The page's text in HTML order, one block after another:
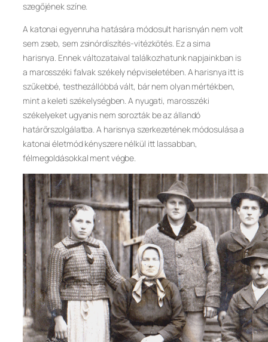
szegőjének színe.
A katonai egyenruha hatására módosult harisnyán nem volt
sem zseb, sem zsinórdíszítés-vitézkötés. Ez a sima
harisnya. Ennek változataival találkozhatunk napjainkban is
a marosszéki falvak székely népviseletében. A harisnya itt is
szűkebbé, testhezállóbbá vált, bár nem olyan mértékben,
mint a keleti székelységben. A nyugati, marosszéki
székelyeket ugyanis nem sorozták be az állandó
határőrszolgálatba. A harisnya szerkezetének módosulása a
katonai életmód kényszere nélkül itt lassabban,
félmegoldásokkal ment végbe.